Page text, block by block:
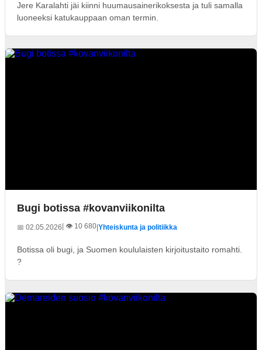
Jere Karalahti jäi kiinni huumausainerikoksesta ja tuli samalla
luoneeksi katukauppaan oman termin.
Bugi botissa #kovanviikonilta
📅 02.05.2026 | 👁️ 10 680|Yhteiskunta ja politiikka
Botissa oli bugi, ja Suomen koululaisten kirjoitustaito romahti.
?